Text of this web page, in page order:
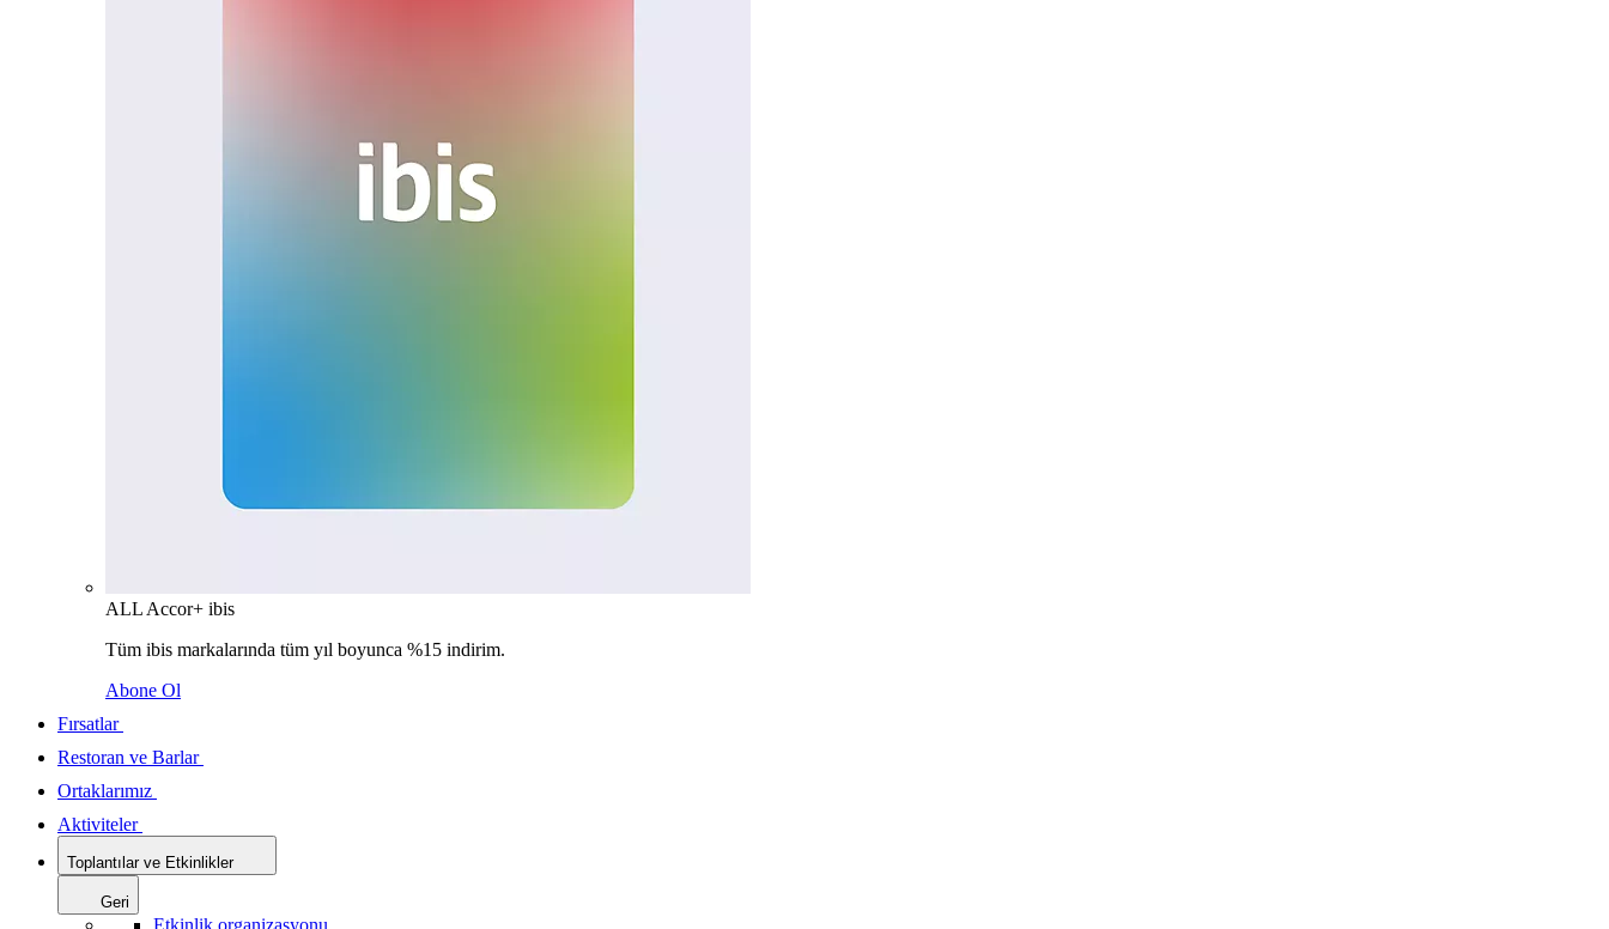
ALL Accor+ ibis
Tüm ibis markalarında tüm yıl boyunca %15 indirim.
Abone Ol
Fırsatlar
Restoran ve Barlar
Ortaklarımız
Aktiviteler
Toplantılar ve Etkinlikler
Geri
Etkinlik organizasyonu